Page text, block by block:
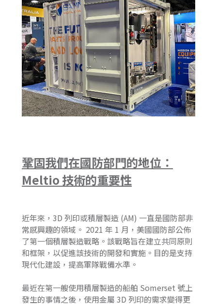
鞏固我們在國防部門的地位：
Meltio 技術的重要性
近年來，3D 列印或積層製造 (AM) 一直是國防部非
常感興趣的領域。 2021 年 1 月，美國國防部公佈
了第一個積層製造戰略。該戰略旨在建立共同原則
和框架，以促進該技術的開發和實施。目的是支持
現代化建設，提高軍隊戰備水準。
最近在第一艘使用積層製造的船舶 Somerset 號上
發生的事情之後，使用金屬 3D 列印的需求變得更